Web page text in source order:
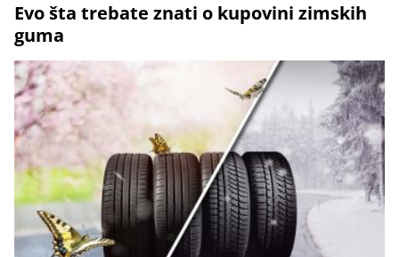
Evo šta trebate znati o kupovini zimskih
guma